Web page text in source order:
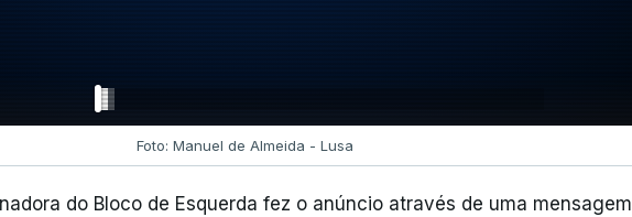
Foto: Manuel de Almeida - Lusa
do Bloco de Esquerda fez o anúncio através de uma mensagem